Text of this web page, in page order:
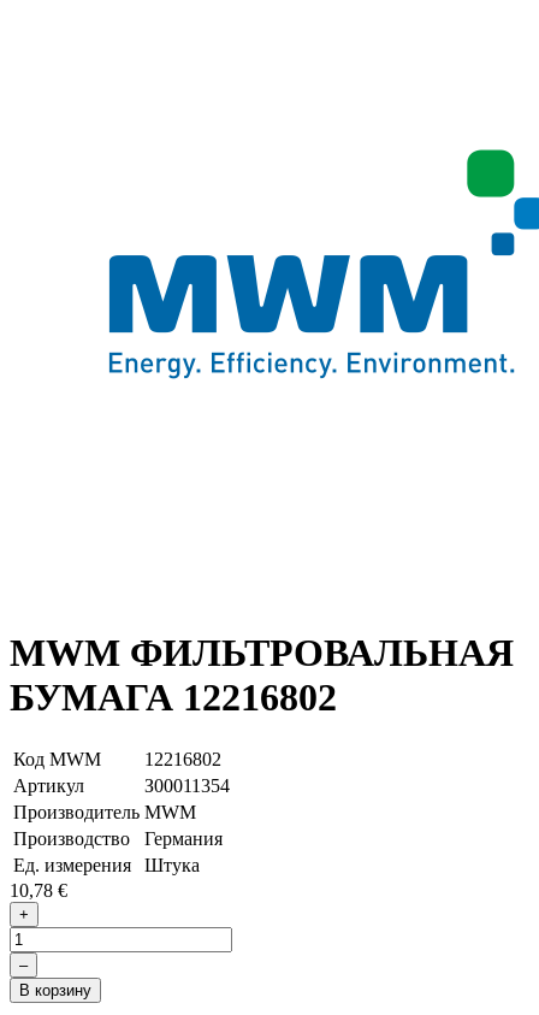
MWM ФИЛЬТРОВАЛЬНАЯ
БУМАГА 12216802
Код MWM
12216802
Артикул
З00011354
Производитель MWM
Производство
Германия
Ед. измерения
Штука
10,78 €
+
–
В корзину